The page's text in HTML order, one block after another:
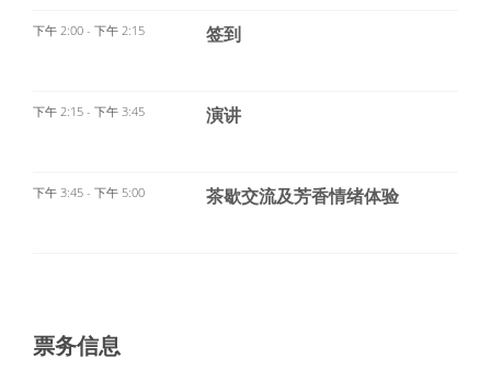
下午 2:00 - 下午 2:15 签到
下午 2:15 - 下午 3:45 演讲
下午 3:45 - 下午 5:00 茶歇交流及芳香情绪体验
票务信息